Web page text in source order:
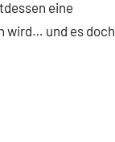
eine
wird… und es doch